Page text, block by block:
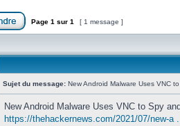
Page 1 sur 1 [ 1 message ]
Sujet du message: New Android Malware Uses VNC
New Android Malware Uses VNC to Spy
https://thehackernews.com/2021/07/new-a